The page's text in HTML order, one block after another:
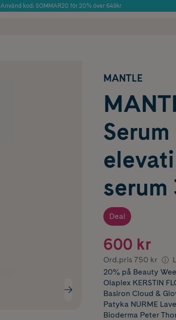
Använd kod: SOMMAR20 för 20% över 649kr
MANTLE
serum
Deal
600 kr
Ord.pris 750 kr
20% på Beauty
Olaplex KERSTIN
Basiron Cloud &
Patyka NURME
Bioderma Peter